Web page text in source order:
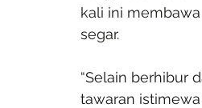
kali ini
segar.
“Selain berhibur
tawaran